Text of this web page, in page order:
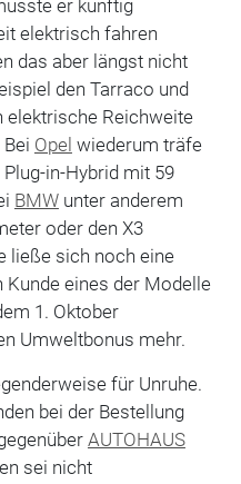
er künftig
elektrisch fahren
das aber längst nicht
den Tarraco und
elektrische Reichweite
Opel wiederum träfe
in-Hybrid mit 59
BMWunter anderem
oder den X3
ließe sich noch eine
eines der Modelle
1. Oktober
Umweltbonus mehr.
für Unruhe.
bei der Bestellung
AUTOHAUS
sei nicht